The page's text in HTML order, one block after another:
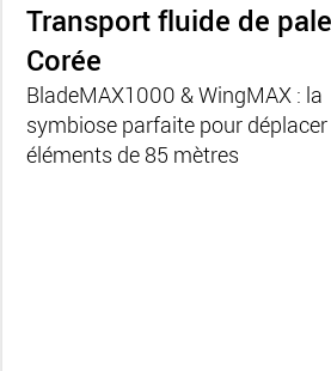
Transport fluide de
Corée
BladeMAX1000 & WingMAX : la
symbiose parfaite pour déplacer
éléments de 85 mètres